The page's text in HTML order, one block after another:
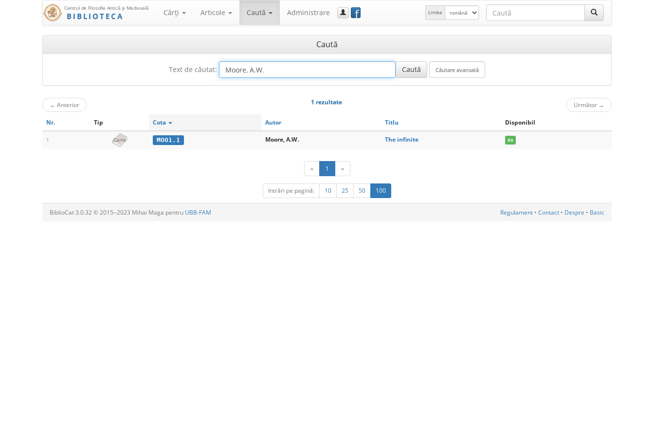
Centrul de Filosofie Antică şi Medievală
BIBLIOTECA Cărţi Articole Caută Administrare f Limba
Caută
Text de căutat:
← Anterior 1 rezultate Următor →
Nr. Tip Cota Autor Titlu Disponibil
1 Carte MOO1.1 Moore, A.W. The infinite da
« 1 »
Intrări pe pagină: 10 25 50 100
BiblioCat 3.0.32 © 2015‒2023 Mihai Maga pentru UBB-FAM Regulament • Contact • Despre • Basic